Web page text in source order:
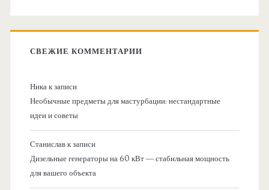
СВЕЖИЕ КОММЕНТАРИИ
Никак записи
Необычные предметы для мастурбации: нестандартные
идеи и советы
Станиславк записи
Дизельные генераторы на 60 кВт — стабильная мощность
для вашего объекта